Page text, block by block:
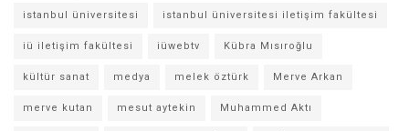
istanbul üniversitesi istanbul üniversitesi iletişim fakültesi
iü iletişim fakültesi iüwebtv Kübra Mısıroğlu
kültür sanat medya melek öztürk Merve Arkan
merve kutan mesut aytekin Muhammed Aktı